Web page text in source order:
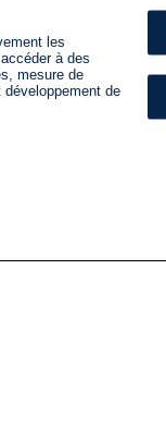
les
à des
mesure de
de